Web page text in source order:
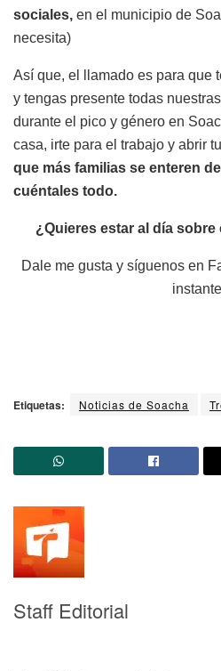
sociales, en el municipio de
necesita)
Así que, el llamado es para que
y tengas presente todas
durante el pico y género en
casa, irte para el trabajo y abrir
que más familias se enteren
cuéntales todo.
¿Quieres estar al día
Dale me gusta y síguenos en
Etiquetas: Noticias de Soacha
Staff Editorial